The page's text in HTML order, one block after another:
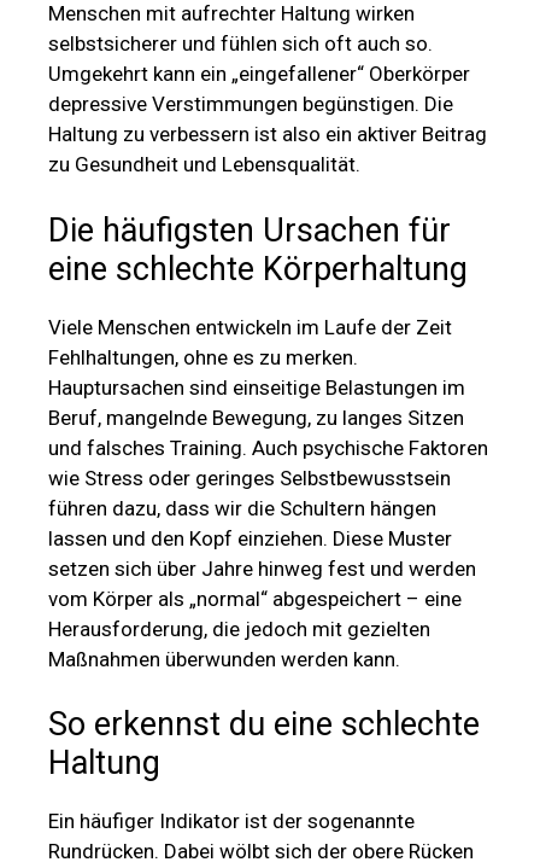
Menschen mit aufrechter Haltung wirken
selbstsicherer und fühlen sich oft auch so.
Umgekehrt kann ein „eingefallener“ Oberkörper
depressive Verstimmungen begünstigen. Die
Haltung zu verbessern ist also ein aktiver Beitrag
zu Gesundheit und Lebensqualität.
Die häufigsten Ursachen für
eine schlechte Körperhaltung
Viele Menschen entwickeln im Laufe der Zeit
Fehlhaltungen, ohne es zu merken.
Hauptursachen sind einseitige Belastungen im
Beruf, mangelnde Bewegung, zu langes Sitzen
und falsches Training. Auch psychische Faktoren
wie Stress oder geringes Selbstbewusstsein
führen dazu, dass wir die Schultern hängen
lassen und den Kopf einziehen. Diese Muster
setzen sich über Jahre hinweg fest und werden
vom Körper als „normal“ abgespeichert – eine
Herausforderung, die jedoch mit gezielten
Maßnahmen überwunden werden kann.
So erkennst du eine schlechte
Haltung
Ein häufiger Indikator ist der sogenannte
Rundrücken. Dabei wölbt sich der obere Rücken